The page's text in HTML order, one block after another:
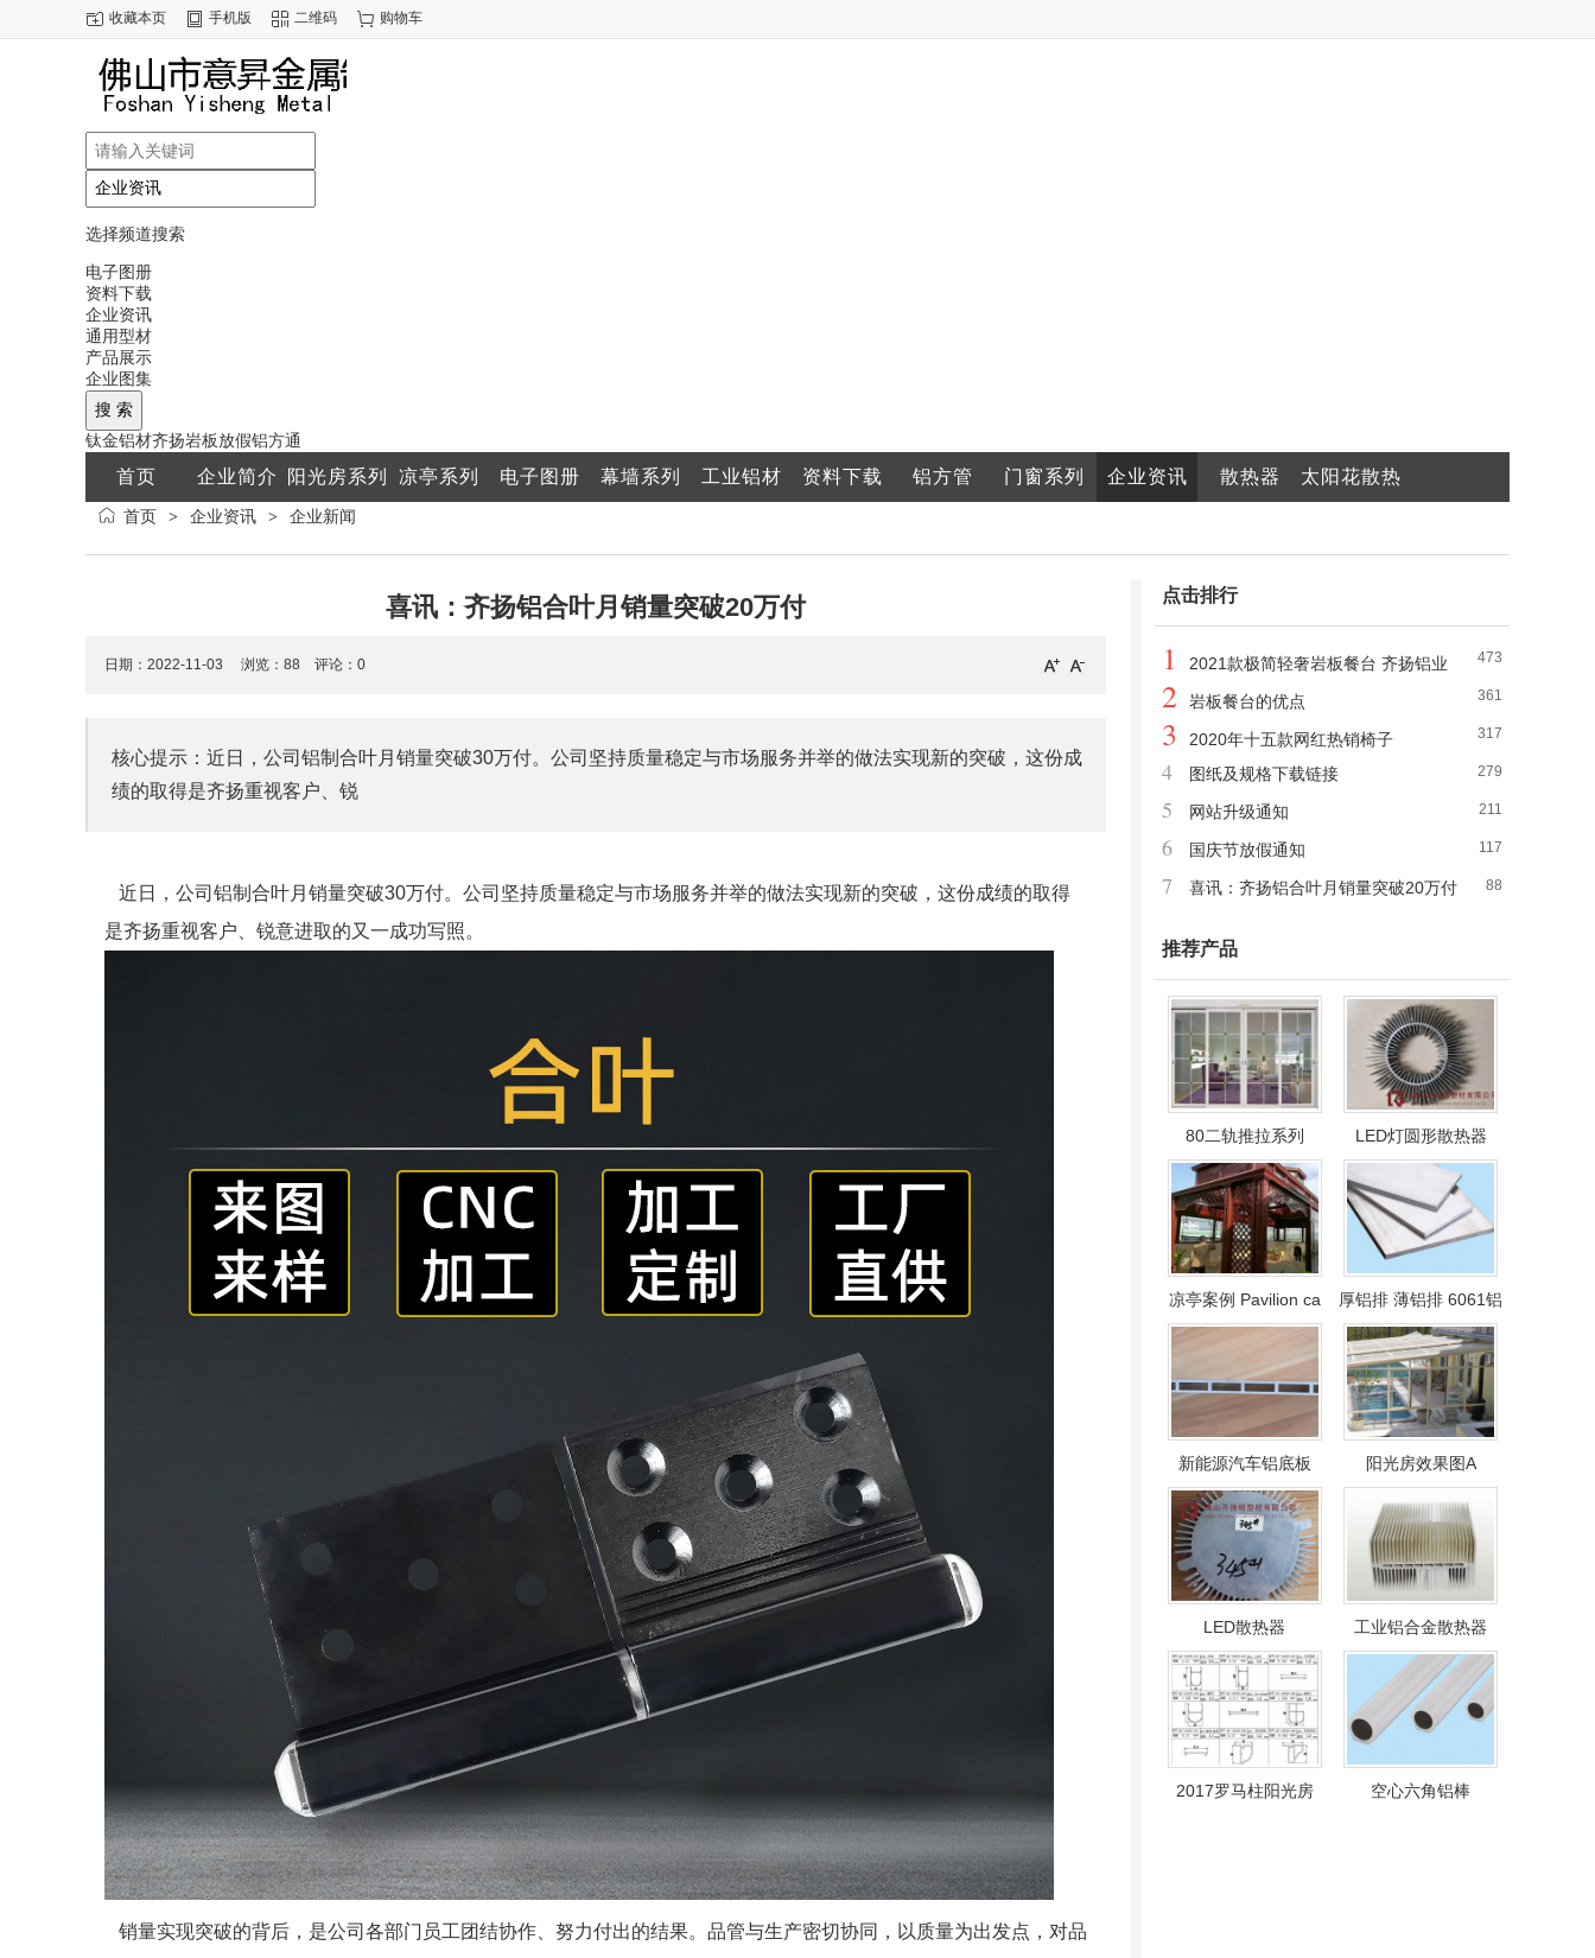
收藏本页 手机版 二维码 购物车
选择频道搜索
电子图册
资料下载
企业资讯
通用型材
产品展示
企业图集
钛金铝材齐扬岩板放假铝方通
首页 企业简介 阳光房系列 凉亭系列 电子图册 幕墙系列 工业铝材 资料下载 铝方管 门窗系列 企业资讯 散热器 太阳花散热
联系方式 配件系列 通用型材
首页 > 企业资讯 > 企业新闻
喜讯：齐扬铝合叶月销量突破20万付
日期：2022-11-03 浏览： 88 评论：0
核心提示：近日，公司铝制合叶月销量突破30万付。公司坚持质量稳定与市场服务并举的做法实现新的突破，这份成
绩的取得是齐扬重视客户、锐
近日，公司铝制合叶月销量突破30万付。公司坚持质量稳定与市场服务并举的做法实现新的突破，这份成绩的取得
是齐扬重视客户、锐意进取的又一成功写照。
销量实现突破的背后，是公司各部门员工团结协作、努力付出的结果。品管与生产密切协同，以质量为出发点，对品
点击排行
473
1 2021款极简轻奢岩板餐台 齐扬铝业
361
2 岩板餐台的优点
317
3 2020年十五款网红热销椅子
279
4 图纸及规格下载链接
211
5 网站升级通知
117
6 国庆节放假通知
88
7 喜讯：齐扬铝合叶月销量突破20万付
推荐产品
80二轨推拉系列 LED灯圆形散热器
凉亭案例 Pavilion ca 厚铝排 薄铝排 6061铝
新能源汽车铝底板 阳光房效果图A
LED散热器 工业铝合金散热器
2017罗马柱阳光房 空心六角铝棒